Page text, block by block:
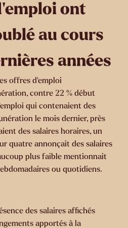
ont
au cours
années
offres d'emploi
contre 22 % début
qui contenaient des
le mois dernier, près
des salaires horaires, un
quatre annonçait des salaires
plus faible mentionnait
ou quotidiens.
des salaires affichés
apportés à la